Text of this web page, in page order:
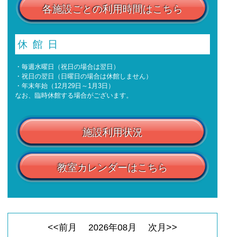
各施設ごとの利用時間はこちら
休館日
・毎週水曜日（祝日の場合は翌日）
・祝日の翌日（日曜日の場合は休館しません）
・年末年始（12月29日～1月3日）
なお、臨時休館する場合がございます。
施設利用状況
教室カレンダーはこちら
<<前月 2026年08月 次月>>